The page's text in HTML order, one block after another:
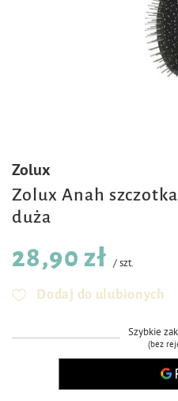
Zolux
Zolux Anah
duża
28,90 zł /szt.
Dodaj do ulubionych
Szybkie
(bez